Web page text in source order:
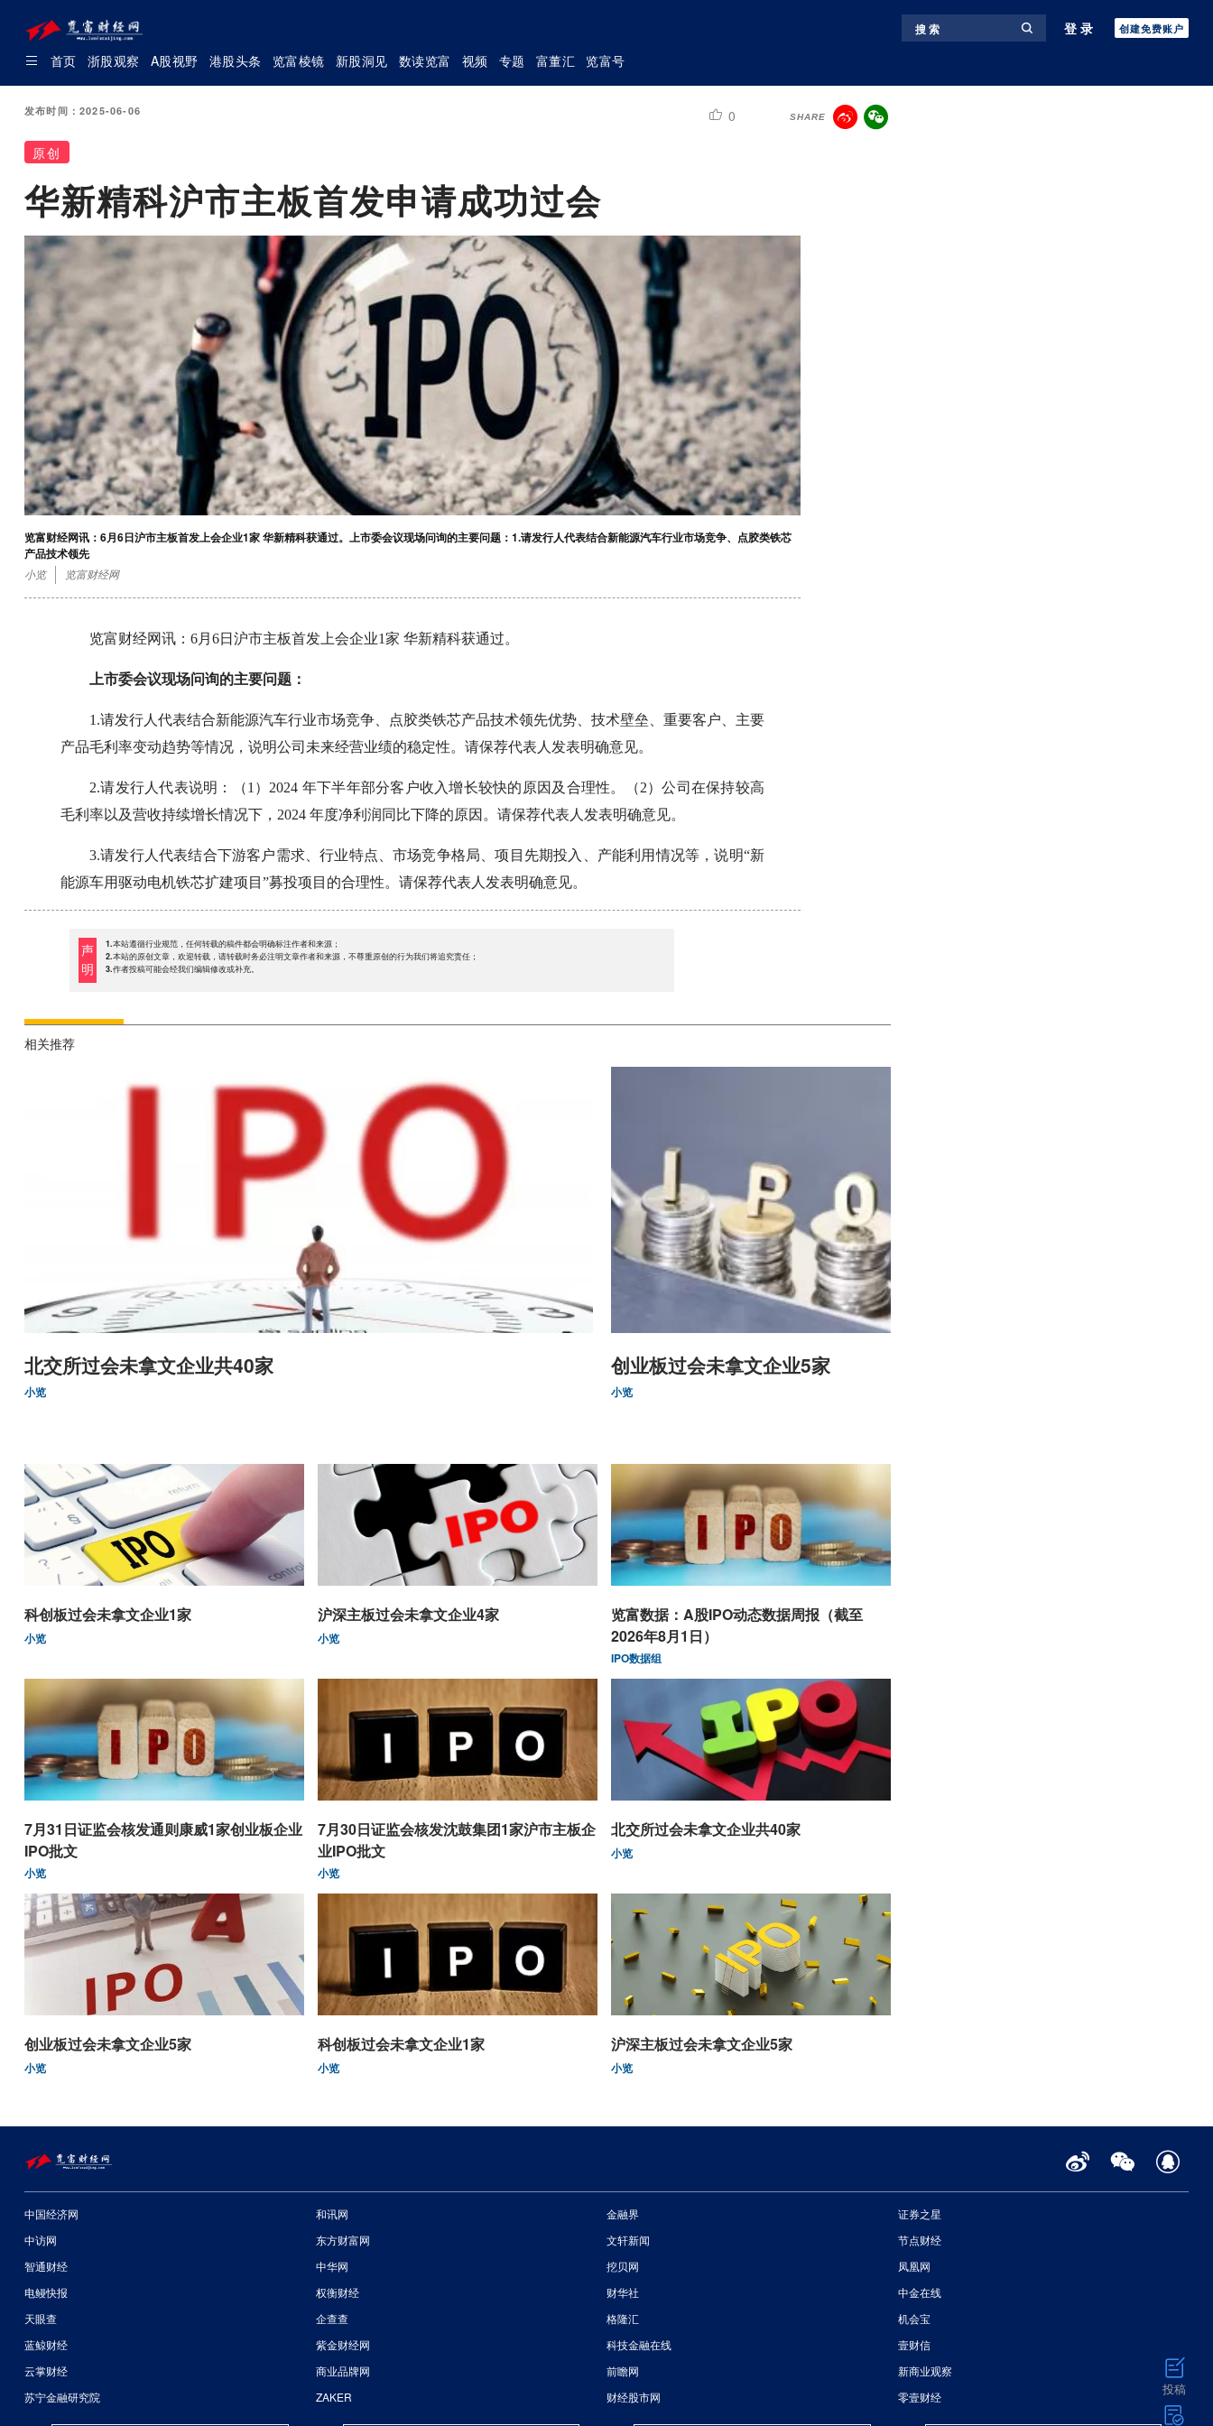
搜 索 登录 创建免费账户
首页 浙股观察 A股视野 港股头条 览富棱镜 新股洞见 数读览富 视频 专题 富董汇 览富号
发布时间：2025-06-06 0 SHARE
原创
华新精科沪市主板首发申请成功过会
览富财经网讯：6月6日沪市主板首发上会企业1家 华新精科获通过。上市委会议现场问询的主要问题：1.请发行人代表结合新能源汽车行业市场竞争、点胶类铁芯
产品技术领先
小览 览富财经网
览富财经网讯：6月6日沪市主板首发上会企业1家 华新精科获通过。
上市委会议现场问询的主要问题：
1.请发行人代表结合新能源汽车行业市场竞争、点胶类铁芯产品技术领先优势、技术壁垒、重要客户、主要
产品毛利率变动趋势等情况，说明公司未来经营业绩的稳定性。请保荐代表人发表明确意见。
2.请发行人代表说明：（1）2024 年下半年部分客户收入增长较快的原因及合理性。（2）公司在保持较高
毛利率以及营收持续增长情况下，2024 年度净利润同比下降的原因。请保荐代表人发表明确意见。
3.请发行人代表结合下游客户需求、行业特点、市场竞争格局、项目先期投入、产能利用情况等，说明“新
能源车用驱动电机铁芯扩建项目”募投项目的合理性。请保荐代表人发表明确意见。
声
明
1.本站遵循行业规范，任何转载的稿件都会明确标注作者和来源；
2.本站的原创文章，欢迎转载，请转载时务必注明文章作者和来源，不尊重原创的行为我们将追究责任；
3.作者投稿可能会经我们编辑修改或补充。
相关推荐
北交所过会未拿文企业共40家
小览
创业板过会未拿文企业5家
小览
科创板过会未拿文企业1家
小览
沪深主板过会未拿文企业4家
小览
览富数据：A股IPO动态数据周报（截至
2026年8月1日）
IPO数据组
7月31日证监会核发通则康威1家创业板企业
IPO批文
小览
7月30日证监会核发沈鼓集团1家沪市主板企
业IPO批文
小览
北交所过会未拿文企业共40家
小览
创业板过会未拿文企业5家
小览
科创板过会未拿文企业1家
小览
沪深主板过会未拿文企业5家
小览
中国经济网 和讯网 金融界
证券之星
中访网
东方财富网 文轩新闻
节点财经
智通财经
中华网 挖贝网
凤凰网
电鳗快报
权衡财经 财华社
中金在线
天眼查
企查查 格隆汇
机会宝
蓝鲸财经
紫金财经网 科技金融在线
壹财信
云掌财经
商业品牌网 前瞻网
新商业观察
苏宁金融研究院
ZAKER 财经股市网 零壹财经 投稿